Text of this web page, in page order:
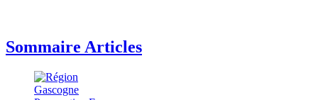
Sommaire Articles